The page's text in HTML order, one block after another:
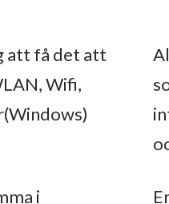
att få det att
Wifi,
i